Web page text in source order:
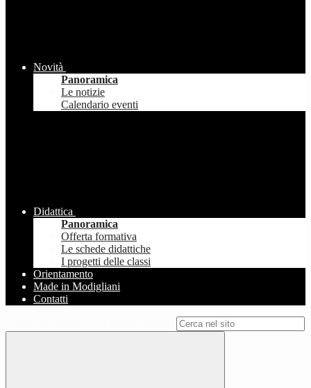
Novità
Panoramica
Le notizie
Calendario eventi
Didattica
Panoramica
Offerta formativa
Le schede didattiche
I progetti delle classi
Orientamento
Made in Modigliani
Contatti